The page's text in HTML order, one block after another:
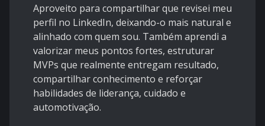
Aproveito para compartilhar que revisei meu
perfil no LinkedIn, deixando-o mais natural e
alinhado com quem sou. Também aprendi a
valorizar meus pontos fortes, estruturar
MVPs que realmente entregam resultado,
compartilhar conhecimento e reforçar
habilidades de liderança, cuidado e
automotivação.